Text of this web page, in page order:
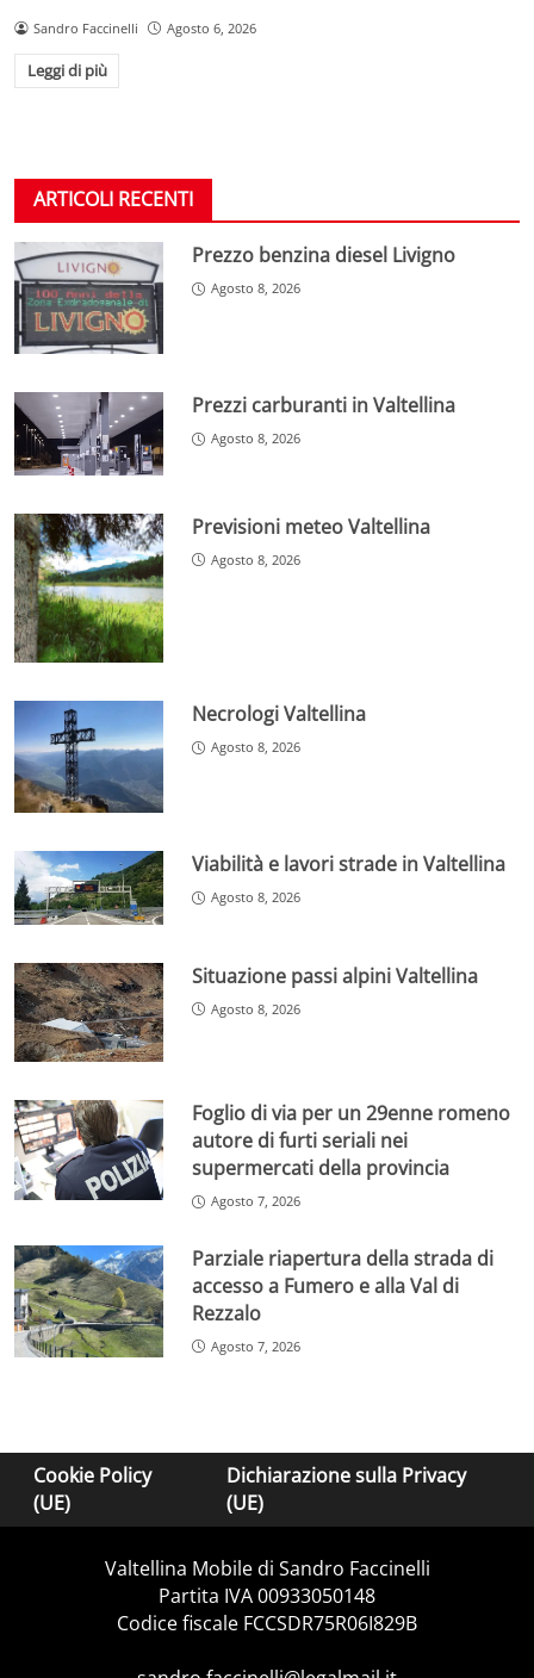
Sandro Faccinelli Agosto 6, 2026
Leggi di più
ARTICOLI RECENTI
Prezzo benzina diesel Livigno
Agosto 8, 2026
Prezzi carburanti in Valtellina
Agosto 8, 2026
Previsioni meteo Valtellina
Agosto 8, 2026
Necrologi Valtellina
Agosto 8, 2026
Viabilità e lavori strade in Valtellina
Agosto 8, 2026
Situazione passi alpini Valtellina
Agosto 8, 2026
Foglio di via per un 29enne romeno
autore di furti seriali nei
supermercati della provincia
Agosto 7, 2026
Parziale riapertura della strada di
accesso a Fumero e alla Val di
Rezzalo
Agosto 7, 2026
Cookie Policy
(UE)
Dichiarazione sulla Privacy
(UE)
Valtellina Mobile di Sandro Faccinelli
Partita IVA 00933050148
Codice fiscale FCCSDR75R06I829B